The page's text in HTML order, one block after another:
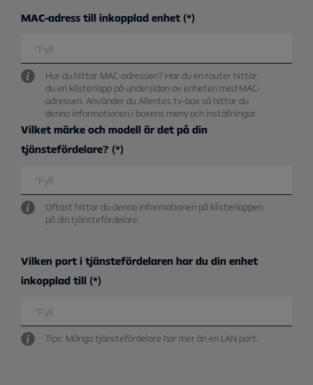
MAC-adress till inkopplad enhet
Hur du hittar MAC-adressen? Har du en router hittar
du en klisterlapp på undersidan av enheten med MAC-
adressen. Använder du Allentes tv-box så hittar du
denna informationen i boxens meny och inställningar.
Vilket märke och modell är det på din
tjänstefördelare?
Oftast hittar du denna informationen på klisterlappen
på din tjänstefördelare.
Vilken port i tjänstefördelaren har du din enhet
inkopplad till
Tips: Många tjänstefördelare har mer än en LAN port.